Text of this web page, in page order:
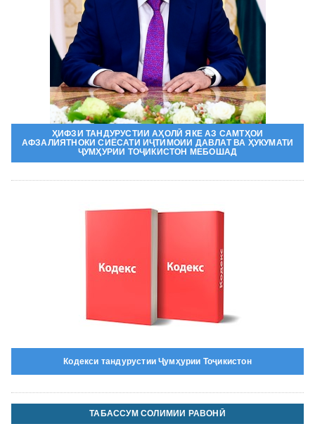
ҲИФЗИ ТАНДУРУСТИИ АҲОЛӢ ЯКЕ АЗ САМТҲОИ
АФЗАЛИЯТНОКИ СИЁСАТИ ИҶТИМОИИ ДАВЛАТ ВА ҲУКУМАТИ
ҶУМҲУРИИ ТОҶИКИСТОН МЕБОШАД
Кодекси тандурустии Ҷумҳурии Тоҷикистон
ТАБАССУМ СОЛИМИИ РАВОНӢ